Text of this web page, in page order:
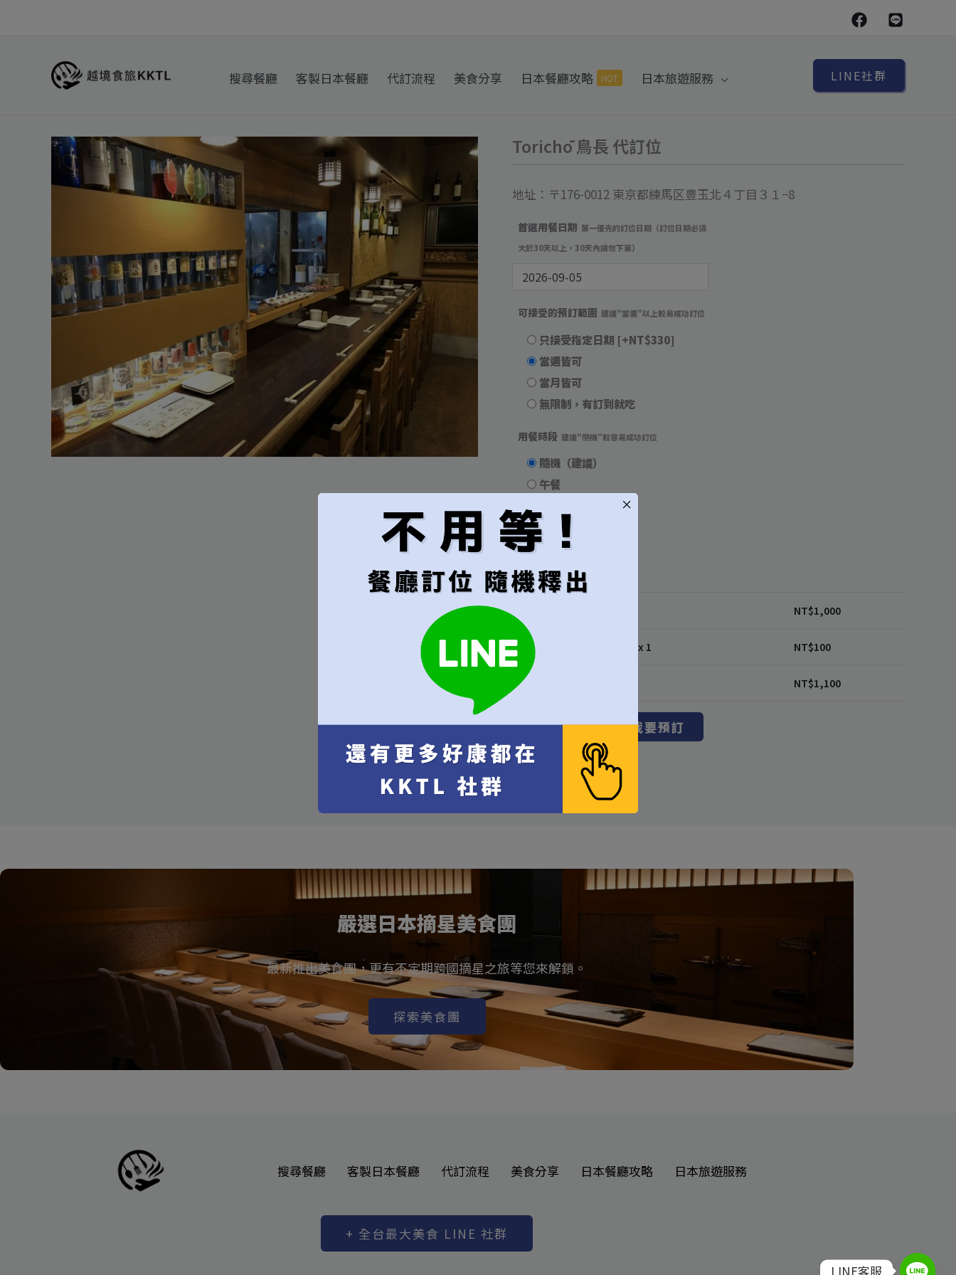
搜尋餐廳 客製日本餐廳 代訂流程 美食分享 日本餐廳攻略 HOT 日本旅遊服務 LINE社群
Torichō 鳥長 代訂位
地址：〒176-0012 東京都練馬区豊玉北４丁目３１−8
首選用餐日期 第一優先的訂位日期（訂位日期必須
大於30天以上，30天內請勿下單）
可接受的預訂範圍 建議"當週"以上較易成功訂位
只接受指定日期 [+NT$330]
當週皆可
當月皆可
無限制，有訂到就吃
用餐時段 建議"隨機"較容易成功訂位
隨機（建議）
午餐
代訂費 不接受超過6位的訂位
NT$1,000
10% 服務費 每位 NT$ x 1 NT$100
總計 NT$1,100
總人數
Torichō
長
訂
位
數
我要預訂
嚴選日本摘星美食團
最新推出美食團，更有不定期跨國摘星之旅等您來解鎖。
探索美食團
搜尋餐廳 客製日本餐廳 代訂流程 美食分享 日本餐廳攻略 日本旅遊服務
+ 全台最大美食 LINE 社群
LINE客服